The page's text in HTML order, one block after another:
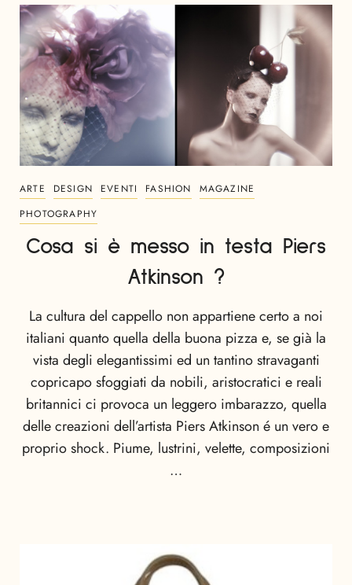
ARTE DESIGN EVENTI FASHION
MAGAZINE
PHOTOGRAPHY
Cosa si è messo in testa Piers
Atkinson ?
La cultura del cappello non appartiene certo a noi
italiani quanto quella della buona pizza e, se già la
vista degli elegantissimi ed un tantino stravaganti
copricapo sfoggiati da nobili, aristocratici e reali
britannici ci provoca un leggero imbarazzo, quella
delle creazioni dell’artista Piers Atkinson é un vero e
proprio shock. Piume, lustrini, velette, composizioni
…